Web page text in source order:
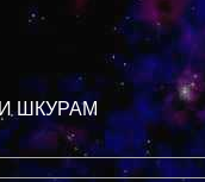
И ШКУРАМ